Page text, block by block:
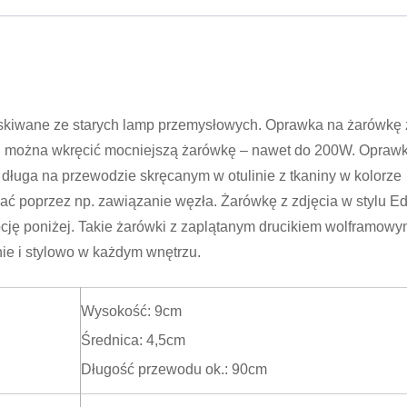
ze starych lamp przemysłowych. Oprawka na żarówkę
wkręcić mocniejszą żarówkę – nawet do 200W.
na przewodzie skręcanym w otulinie z tkaniny w kolorze
poprzez np. zawiązanie węzła. Żarówkę z zdjęcia w stylu
poniżej. Takie żarówki z zaplątanym drucikiem
i stylowo w każdym wnętrzu.
Wysokość: 9cm
Średnica: 4,5cm
Długość przewodu ok.: 90cm